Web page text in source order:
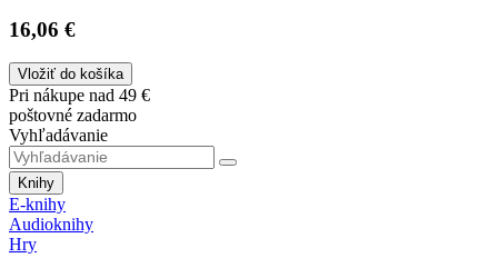
16,06 €
Vložiť do košíka
Pri nákupe nad 49 €
poštovné zadarmo
Vyhľadávanie
Knihy
E-knihy
Audioknihy
Hry